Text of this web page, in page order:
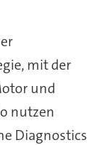
mit der
und
nutzen
Diagnostics